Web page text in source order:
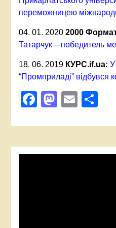
переможницею
04. 01. 2020 2000
Татарчук – победитель
18. 06. 2019 КУРС.if.ua: У
“Промприладі” відбувся
Facebook
Email